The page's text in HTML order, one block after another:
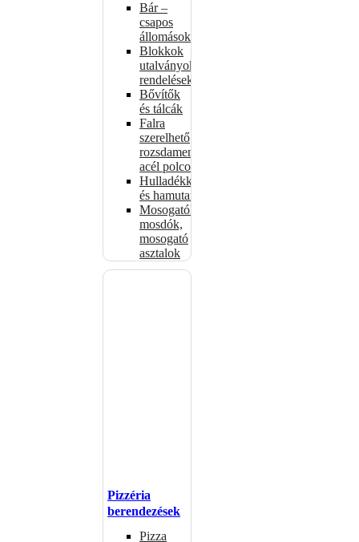
Bár –
csapos
állomások
Blokkok
utalványokhoz,
rendelésekhez
Bővítők
és tálcák
Falra
szerelhető
rozsdamentes
acél polcok
Hulladékkosarak
és hamutartók
Mosogatók,
mosdók,
mosogató
asztalok
Pizzéria
berendezések
Pizza